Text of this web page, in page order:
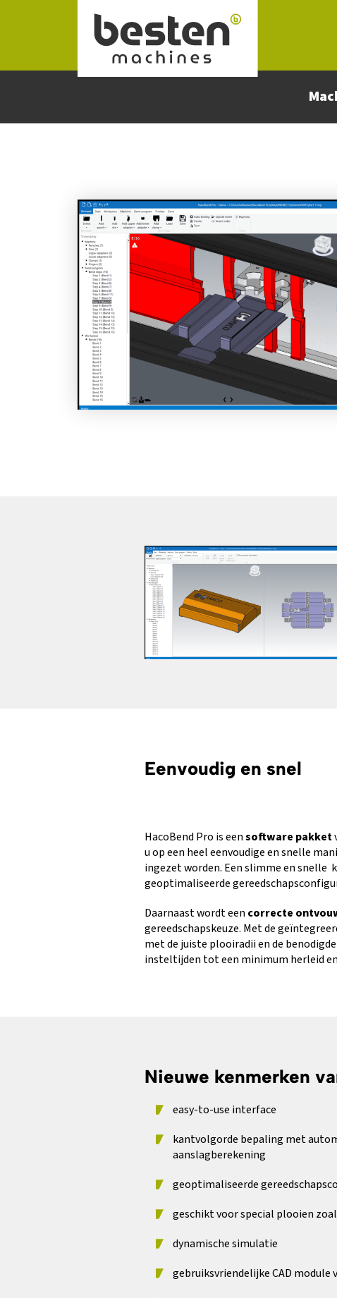
Naar hoofdinhoud
Eenvoudig en snel
HacoBend Pro is eensoftware pakket
u op een heel eenvoudige en snelle
ingezet worden. Een slimme en
geoptimaliseerde
Daarnaast wordt eencorrecte
gereedschapskeuze. Met de
met de juiste plooiradii en de
insteltijden tot een minimum herleid
Nieuwe kenmerken
easy-to-use interface
kantvolgorde bepaling met
aanslagberekening
geoptimaliseerde
geschikt voor special plooien
dynamische simulatie
gebruiksvriendelijke CAD module